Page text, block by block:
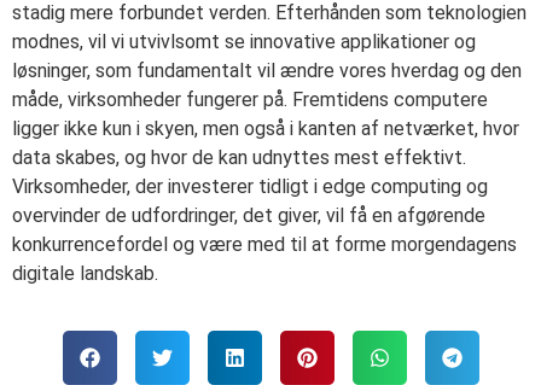
stadig mere forbundet verden. Efterhånden som teknologien
modnes, vil vi utvivlsomt se innovative applikationer og
løsninger, som fundamentalt vil ændre vores hverdag og den
måde, virksomheder fungerer på. Fremtidens computere
ligger ikke kun i skyen, men også i kanten af netværket, hvor
data skabes, og hvor de kan udnyttes mest effektivt.
Virksomheder, der investerer tidligt i edge computing og
overvinder de udfordringer, det giver, vil få en afgørende
konkurrencefordel og være med til at forme morgendagens
digitale landskab.